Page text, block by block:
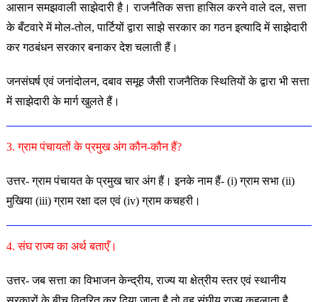
आसान समझवाली साझेदारी है। राजनैतिक सत्ता हासिल करने वाले दल, सत्ता
के बँटवारे में मोल-तोल, पार्टियों द्वारा साझे सरकार का गठन इत्यादि में साझेदारी
कर गठबंधन सरकार बनाकर देश चलाती हैं।
जनसंघर्ष एवं जनांदोलन, दबाव समूह जैसी राजनैतिक स्थितियों के द्वारा भी सत्ता
में साझेदारी के मार्ग खुलते हैं।
3. ग्राम पंचायतों के प्रमुख अंग कौन-कौन हैं?
उत्तर- ग्राम पंचायत के प्रमुख चार अंग हैं। इनके नाम हैं- (i) ग्राम सभा (ii)
मुखिया (iii) ग्राम रक्षा दल एवं (iv) ग्राम कचहरी।
4. संघ राज्य का अर्थ बताएँ।
उत्तर- जब सत्ता का विभाजन केन्द्रीय, राज्य या क्षेत्रीय स्तर एवं स्थानीय